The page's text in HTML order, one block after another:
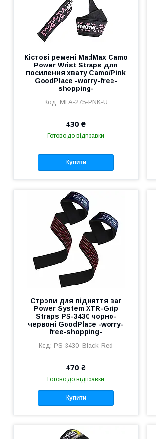
Кістові ремені MadMax Camo
Power Wrist Straps для
посилення хвату Camo/Pink
GoodPlace -worry-free-
shopping-
MFA-275-PNK-U
430 ₴
Готово до відправки
Купити
Стропи для підняття ваг
Power System XTR-Grip
Straps PS-3430 чорно-
червоні GoodPlace -worry-
free-shopping-
PS-3430_Black-Red
470 ₴
Готово до відправки
Купити